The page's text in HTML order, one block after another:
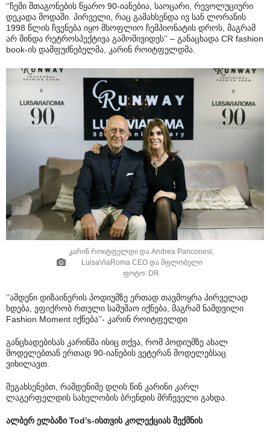
‘’ჩემი შთაგონების წყარო 90-იანებია, საოცარი, რევოლუციური
დეკადა მოდაში. პირველი, რაც გამახსენდა ივ სან ლორანის
1998 წლის ჩვენება იყო მსოფლიო ჩემპიონატის დროს, მაგრამ
არ მინდა რეტროსპექტივა გამომივიდეს’’ – განაცხადა CR fashion
book-ის დამფუძნებელმა, კარინ როიტფელდმა.
კარინ როიტფელდი და Andrea Panconesi,
LuisaViaRoma CEO და მფლობელი
ფოტო: DR
‘’ამდენი დიზაინერის პოდიუმზე ერთად თავმოყრა პირველად
ხდება, ვფიქრობ რთული სამუშაო იქნება, მაგრამ ნამდვილი
Fashion Moment იქნება’’- კარინ როიტფელდი
განცხადებისას კარინმა ისიც თქვა, რომ პოდიუმზე ახალ
მოდელებთან ერთად 90-იანების ვეტერან მოდელებსაც
ვიხილავთ.
შეგახსენებთ, რამდენიმე დღის წინ კარინი კარლ
ლაგერფელდის სახელობის ბრენდის მრჩეველი გახდა.
ალბერ ელბაზი Tod’s-ისთვის კოლექციას შექმნის